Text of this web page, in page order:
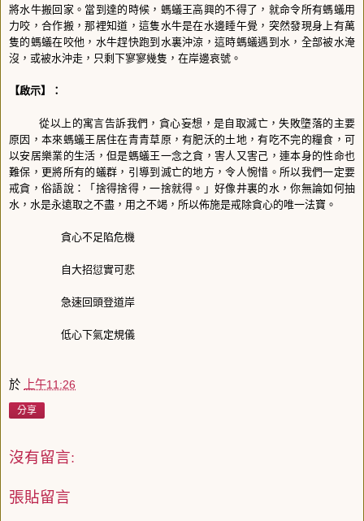
將水牛搬回家。當到達的時候，螞蟻王高興的不得了，就命令所有螞蟻用
力咬，合作搬，那裡知道，這隻水牛是在水邊睡午覺，突然發現身上有萬
隻的螞蟻在咬他，水牛趕快跑到水裏沖涼，這時螞蟻遇到水，全部被水淹
沒，或被水沖走，只剩下寥寥幾隻，在岸邊哀號。
【啟示】：
從以上的寓言告訴我們，貪心妄想，是自取滅亡，失敗墮落的主要
原因，本來螞蟻王居住在青青草原，有肥沃的土地，有吃不完的糧食，可
以安居樂業的生活，但是螞蟻王一念之貪，害人又害己，連本身的性命也
難保，更將所有的蟻群，引導到滅亡的地方，令人惋惜。所以我們一定要
戒貪，俗語說：「捨得捨得，一捨就得。」好像井裏的水，你無論如何抽
水，水是永遠取之不盡，用之不竭，所以佈施是戒除貪心的唯一法寶。
貪心不足陷危機
自大招愆實可悲
急速回頭登道岸
低心下氣定規儀
於 上午11:26
分享
沒有留言:
張貼留言